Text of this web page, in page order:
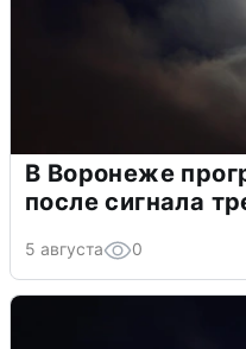
В Воронеже
после сигнала
5 августа 0